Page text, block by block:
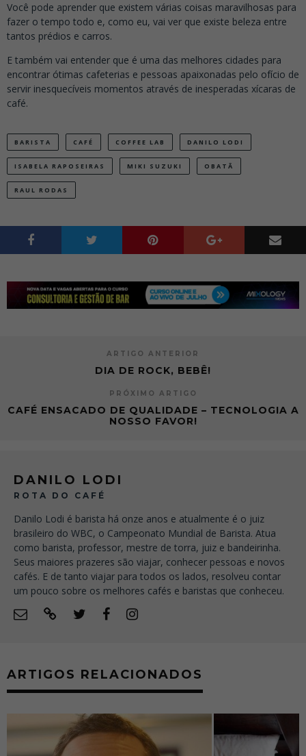
Você pode aprender que existem várias coisas maravilhosas para
fazer o tempo todo e, como eu, vai ver que existe beleza entre
tantos prédios e carros.
E também vai entender que é uma das melhores cidades para
encontrar ótimas cafeterias e pessoas apaixonadas pelo ofício de
servir inesquecíveis momentos através de inesperadas xícaras de
café.
BARISTA CAFÉ COFFEE LAB DANILO LODI
ISABELA RAPOSEIRAS MIKI SUZUKI OBATÃ
RAUL RODAS
ARTIGO ANTERIOR
DIA DE ROCK, BEBÊ!
PRÓXIMO ARTIGO
CAFÉ ENSACADO DE QUALIDADE – TECNOLOGIA A
NOSSO FAVOR!
DANILO LODI
ROTA DO CAFÉ
Danilo Lodi é barista há onze anos e atualmente é o juiz
brasileiro do WBC, o Campeonato Mundial de Barista. Atua
como barista, professor, mestre de torra, juiz e bandeirinha.
Seus maiores prazeres são viajar, conhecer pessoas e novos
cafés. E de tanto viajar para todos os lados, resolveu contar
um pouco sobre os melhores cafés e baristas que conheceu.
ARTIGOS RELACIONADOS